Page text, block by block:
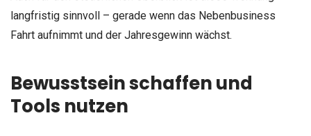
langfristig sinnvoll – gerade wenn das Nebenbusiness
Fahrt aufnimmt und der Jahresgewinn wächst.
Bewusstsein schaffen und
Tools nutzen